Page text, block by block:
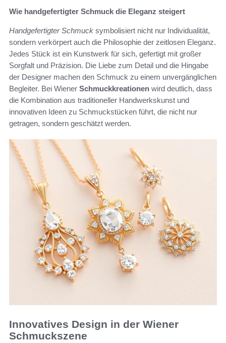
Wie handgefertigter Schmuck die Eleganz steigert
Handgefertigter Schmuck symbolisiert nicht nur Individualität,
sondern verkörpert auch die Philosophie der zeitlosen Eleganz.
Jedes Stück ist ein Kunstwerk für sich, gefertigt mit großer
Sorgfalt und Präzision. Die Liebe zum Detail und die Hingabe
der Designer machen den Schmuck zu einem unvergänglichen
Begleiter. Bei Wiener Schmuckkreationen wird deutlich, dass
die Kombination aus traditioneller Handwerkskunst und
innovativen Ideen zu Schmuckstücken führt, die nicht nur
getragen, sondern geschätzt werden.
Innovatives Design in der Wiener
Schmuckszene